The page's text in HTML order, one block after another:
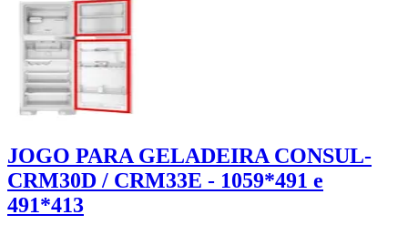
JOGO PARA GELADEIRA CONSUL-
CRM30D / CRM33E - 1059*491 e
491*413